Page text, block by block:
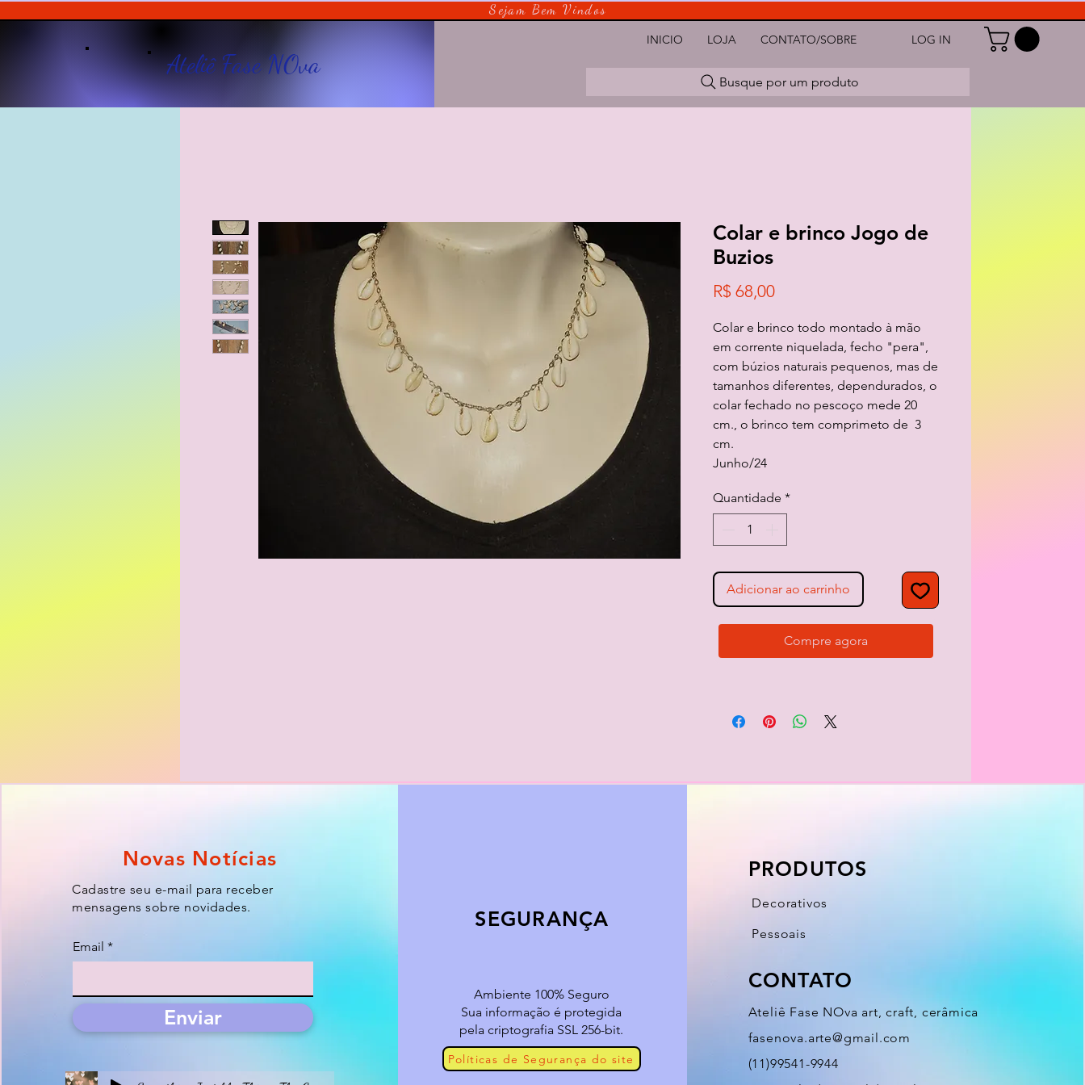
Sejam Bem Vindos
Ateliê Fase NOva
INICIO LOJA CONTATO/SOBRE LOG IN
Busque por um produto
Colar e brinco Jogo de
Buzios
R$ 68,00Preço
Colar e brinco todo montado à mão
em corrente niquelada, fecho "pera",
com búzios naturais pequenos, mas de
tamanhos diferentes, dependurados, o
colar fechado no pescoço mede 20
cm., o brinco tem comprimeto de 3
cm.
Junho/24
Quantidade *
Adicionar ao carrinho
Compre agora
Novas Notícias
Cadastre seu e-mail para receber
mensagens sobre novidades.
Email
Enviar
SEGURANÇA
Ambiente 100% Seguro
Sua informação é protegida
pela criptografia SSL 256-bit.
Políticas de Segurança do site
PRODUTOS
Decorativos
Pessoais
CONTATO
Ateliê Fase NOva art, craft, cerâmica
fasenova.arte@gmail.com
(11)99541-9944